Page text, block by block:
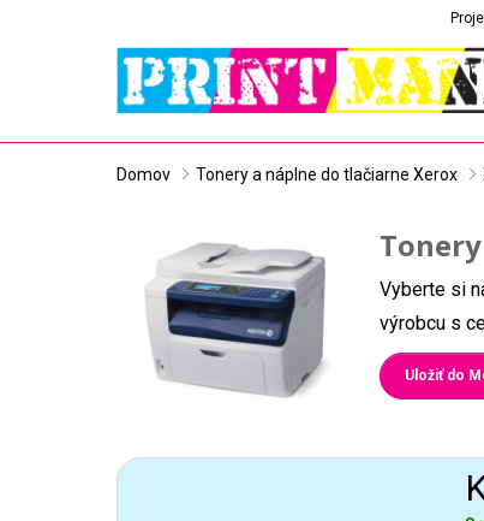
Domov Tonery a náplne do tlačiarne Xerox
Vyberte si
výrobcu s
Uložiť do